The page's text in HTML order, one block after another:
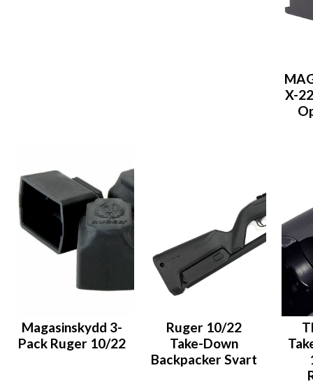
X-
Magasinskydd 3-
Pack Ruger 10/22
Ruger 10/22
Take-Down
Backpacker Svart